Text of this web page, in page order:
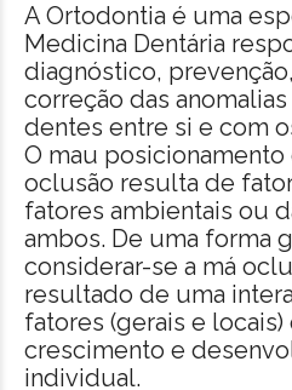
A Ortodontia é uma
Medicina Dentária
diagnóstico,
correção das
dentes entre si e com
O mau
oclusão resulta de
fatores ambientais ou
ambos. De uma forma
considerar-se a má
resultado de uma
fatores (gerais e
crescimento e
individual.